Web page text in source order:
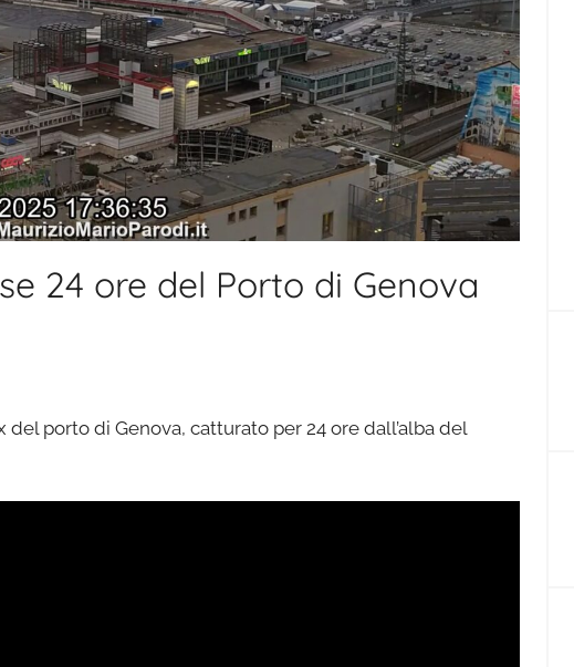
24 ore del Porto di Genova
porto di Genova, catturato per 24 ore dall’alba del